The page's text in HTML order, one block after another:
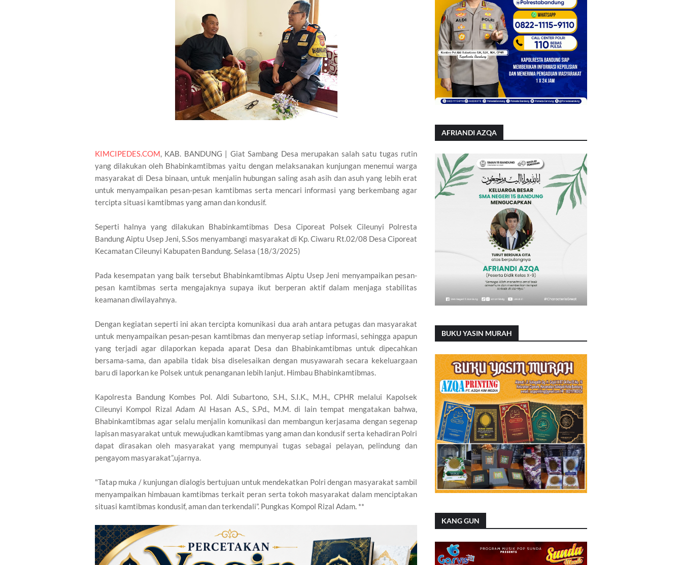
KIMCIPEDES.COM, KAB. BANDUNG | Giat Sambang Desa merupakan salah satu tugas rutin
yang dilakukan oleh Bhabinkamtibmas yaitu dengan melaksanakan kunjungan menemui warga
masyarakat di Desa binaan, untuk menjalin hubungan saling asah asih dan asuh yang lebih erat
untuk menyampaikan pesan-pesan kamtibmas serta mencari informasi yang berkembang agar
tercipta situasi kamtibmas yang aman dan kondusif.
Seperti halnya yang dilakukan Bhabinkamtibmas Desa Ciporeat Polsek Cileunyi Polresta
Bandung Aiptu Usep Jeni, S.Sos menyambangi masyarakat di Kp. Ciwaru Rt.02/08 Desa Ciporeat
Kecamatan Cileunyi Kabupaten Bandung. Selasa (18/3/2025)
Pada kesempatan yang baik tersebut Bhabinkamtibmas Aiptu Usep Jeni menyampaikan pesan-
pesan kamtibmas serta mengajaknya supaya ikut berperan aktif dalam menjaga stabilitas
keamanan diwilayahnya.
Dengan kegiatan seperti ini akan tercipta komunikasi dua arah antara petugas dan masyarakat
untuk menyampaikan pesan-pesan kamtibmas dan menyerap setiap informasi, sehingga apapun
yang terjadi agar dilaporkan kepada aparat Desa dan Bhabinkamtibmas untuk dipecahkan
bersama-sama, dan apabila tidak bisa diselesaikan dengan musyawarah secara kekeluargaan
baru di laporkan ke Polsek untuk penanganan lebih lanjut. Himbau Bhabinkamtibmas.
Kapolresta Bandung Kombes Pol. Aldi Subartono, S.H., S.I.K., M.H., CPHR melalui Kapolsek
Cileunyi Kompol Rizal Adam Al Hasan A.S., S.Pd., M.M. di lain tempat mengatakan bahwa,
Bhabinkamtibmas agar selalu menjalin komunikasi dan membangun kerjasama dengan segenap
lapisan masyarakat untuk mewujudkan kamtibmas yang aman dan kondusif serta kehadiran Polri
dapat dirasakan oleh masyarakat yang mempunyai tugas sebagai pelayan, pelindung dan
pengayom masyarakat”,ujarnya.
"Tatap muka / kunjungan dialogis bertujuan untuk mendekatkan Polri dengan masyarakat sambil
menyampaikan himbauan kamtibmas terkait peran serta tokoh masyarakat dalam menciptakan
situasi kamtibmas kondusif, aman dan terkendali”. Pungkas Kompol Rizal Adam. **
AFRIANDI AZQA
BUKU YASIN MURAH
KANG GUN